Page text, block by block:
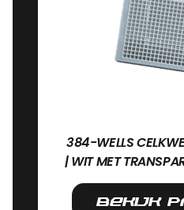
384-WELLS
| WIT MET
Bekijk